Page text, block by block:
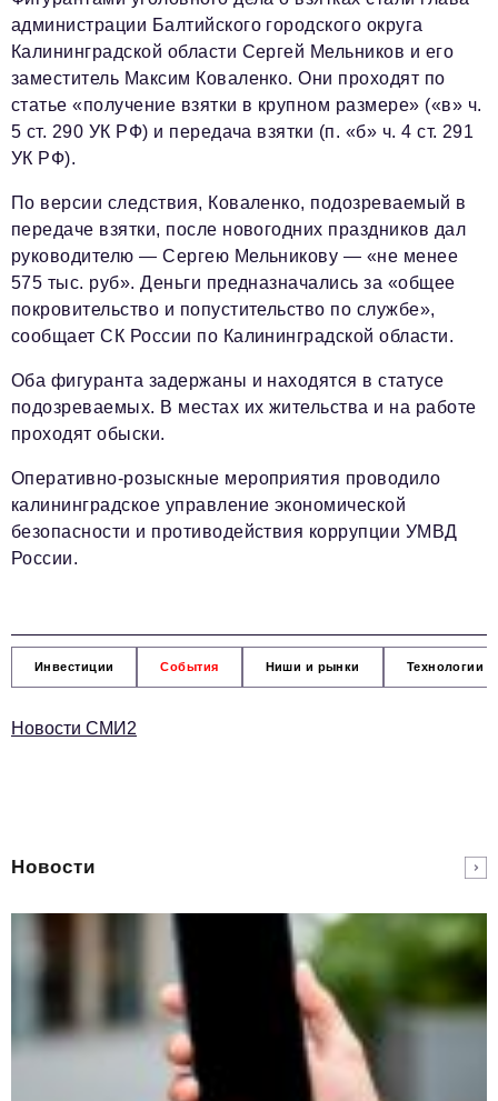
администрации Балтийского городского округа
Калининградской области Сергей Мельников и его
заместитель Максим Коваленко. Они проходят по
статье «получение взятки в крупном размере» («в» ч.
5 ст. 290 УК РФ) и передача взятки (п. «б» ч. 4 ст. 291
УК РФ).
По версии следствия, Коваленко, подозреваемый в
передаче взятки, после новогодних праздников дал
руководителю — Сергею Мельникову — «не менее
575 тыс. руб». Деньги предназначались за «общее
покровительство и попустительство по службе»,
сообщает СК России по Калининградской области.
Оба фигуранта задержаны и находятся в статусе
подозреваемых. В местах их жительства и на работе
проходят обыски.
Оперативно-розыскные мероприятия проводило
калининградское управление экономической
безопасности и противодействия коррупции УМВД
России.
Инвестиции События Ниши и рынки Технологии
Новости СМИ2
Новости